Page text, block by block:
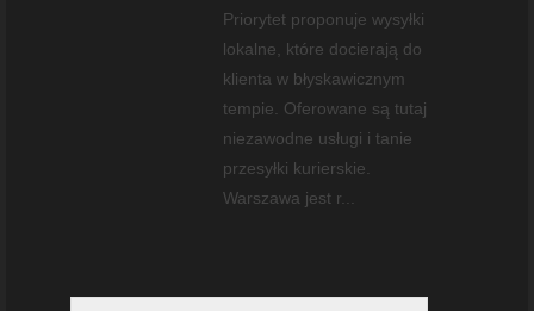
Priorytet proponuje wysyłki
lokalne, które docierają do
klienta w błyskawicznym
tempie. Oferowane są tutaj
niezawodne usługi i tanie
przesyłki kurierskie.
Warszawa jest r...